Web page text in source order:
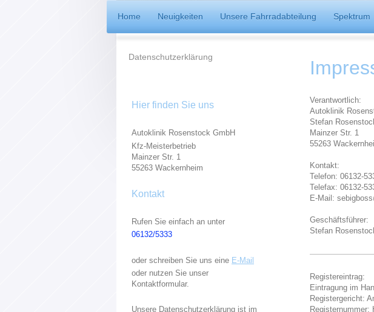
Home Neuigkeiten Unsere Fahrradabteilung Spektrum
Verantwortlich:
Autoklinik
Stefan
Mainzer Str. 1
55263
Kontakt:
Telefon: 06132-
Telefax: 06132-
E-Mail:
Geschäftsführer:
Stefan
Registereintrag:
Eintragung im
Registergericht:
Registernummer:
Datenschutzerklärung
Hier finden Sie uns
Autoklinik Rosenstock GmbH
Kfz-Meisterbetrieb
Mainzer Str. 1
55263 Wackernheim
Kontakt
Rufen Sie einfach an unter
06132/5333
oder schreiben Sie uns eine E-Mail
oder nutzen Sie unser
Kontaktformular.
Unsere Datenschutzerklärung ist im